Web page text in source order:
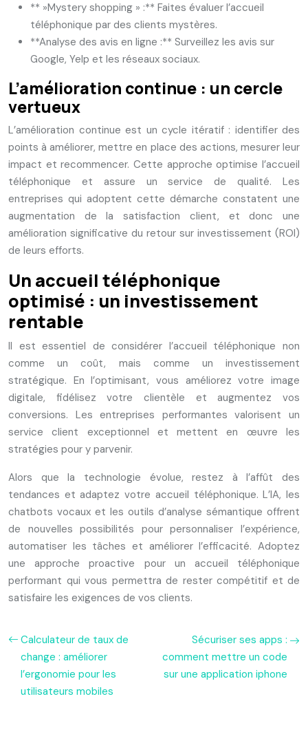
** »Mystery shopping » :** Faites évaluer l’accueil
téléphonique par des clients mystères.
**Analyse des avis en ligne :** Surveillez les avis sur
Google, Yelp et les réseaux sociaux.
L’amélioration continue : un cercle
vertueux
L’amélioration continue est un cycle itératif : identifier des
points à améliorer, mettre en place des actions, mesurer leur
impact et recommencer. Cette approche optimise l’accueil
téléphonique et assure un service de qualité. Les
entreprises qui adoptent cette démarche constatent une
augmentation de la satisfaction client, et donc une
amélioration significative du retour sur investissement (ROI)
de leurs efforts.
Un accueil téléphonique
optimisé : un investissement
rentable
Il est essentiel de considérer l’accueil téléphonique non
comme un coût, mais comme un investissement
stratégique. En l’optimisant, vous améliorez votre image
digitale, fidélisez votre clientèle et augmentez vos
conversions. Les entreprises performantes valorisent un
service client exceptionnel et mettent en œuvre les
stratégies pour y parvenir.
Alors que la technologie évolue, restez à l’affût des
tendances et adaptez votre accueil téléphonique. L’IA, les
chatbots vocaux et les outils d’analyse sémantique offrent
de nouvelles possibilités pour personnaliser l’expérience,
automatiser les tâches et améliorer l’efficacité. Adoptez
une approche proactive pour un accueil téléphonique
performant qui vous permettra de rester compétitif et de
satisfaire les exigences de vos clients.
Calculateur de taux de
change : améliorer
l’ergonomie pour les
utilisateurs mobiles
Sécuriser ses apps :
comment mettre un code
sur une application iphone